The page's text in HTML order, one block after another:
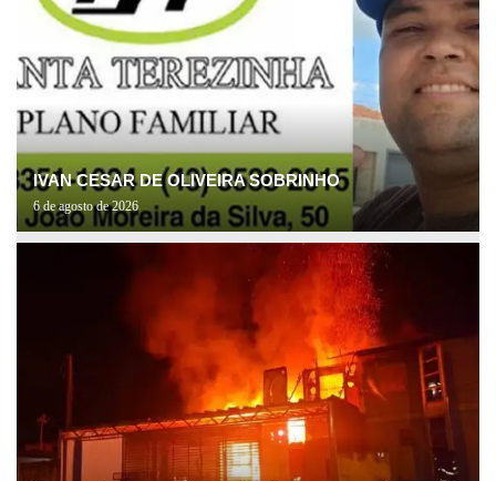
IVAN CESAR DE OLIVEIRA SOBRINHO
6 de agosto de 2026